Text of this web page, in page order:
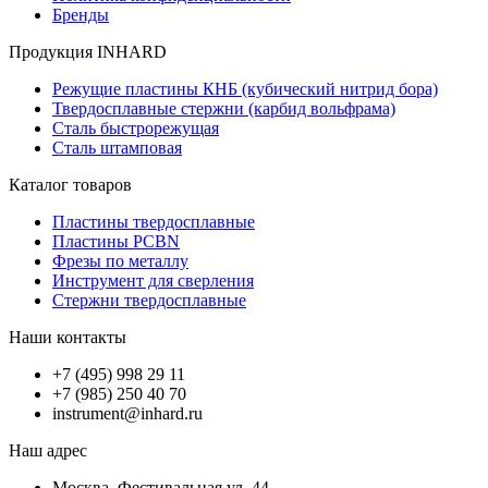
Бренды
Продукция INHARD
Режущие пластины КНБ (кубический нитрид бора)
Твердосплавные стержни (карбид вольфрама)
Сталь быстрорежущая
Сталь штамповая
Каталог товаров
Пластины твердосплавные
Пластины PCBN
Фрезы по металлу
Инструмент для сверления
Стержни твердосплавные
Наши контакты
+7 (495) 998 29 11
+7 (985) 250 40 70
instrument@inhard.ru
Наш адрес